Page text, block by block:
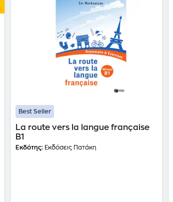
Best Seller
La route vers la langue française
B1
Εκδότης: Εκδόσεις Πατάκη